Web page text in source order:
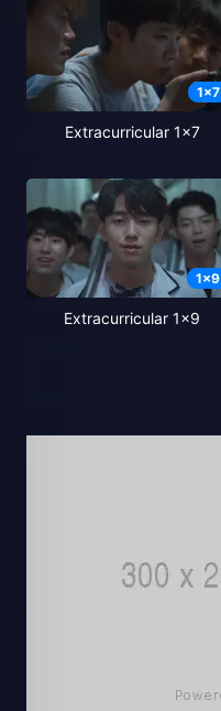
1x7
Extracurricular 1x7
1x9
Extracurricular 1x9